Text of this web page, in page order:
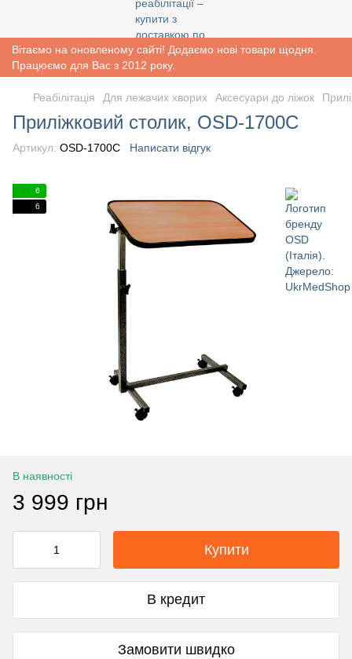
Вітаємо на оновленому сайті! Додаємо нові товари щодня.
Працюємо для Вас з 2012 року.
Реабiлiтацiя Для лежачих хворих Аксесуари до ліжок
Приліжковий столик, OSD-1700С
Артикул: OSD-1700C Написати відгук
6
6
В наявності
3 999 грн
Купити
В кредит
Замовити швидко